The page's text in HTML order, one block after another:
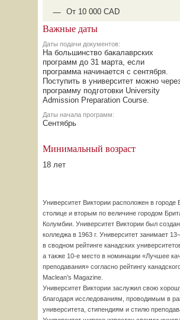
От 10 000 CAD
Важные даты
Даты подачи документов:
На большинство бакалаврских
программ до 31 марта, если
программа начинается с сентября.
Поступить в университет можно
программу подготовки University
Admission Preparation Course.
Даты начала программ:
Сентябрь
Минимальный возраст
18 лет
Университет Виктории расположен в городе
столице и вторым по величине городом
Колумбии. Университет Виктории был
колледжа в 1963 г. Университет занимает
в сводном рейтинге канадских
а также 10-е место в номинации «Лучшее
преподавания» согласно рейтингу
Maclean’s Magazine.
Университет Виктории заслужил свою
благодаря исследованиям, проводимым в
университета, стипендиям и стилю